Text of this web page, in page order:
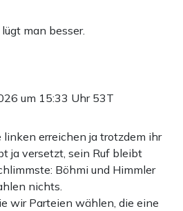
man besser.
um 15:33 Uhr 53T
linken erreichen ja trotzdem ihr
ja versetzt, sein Ruf bleibt
Böhmi und Himmler
nichts.
wir Parteien wählen, die eine